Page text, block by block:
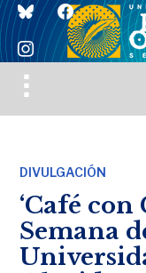
blueskyfacebook
instagram
Toggle
sidebar
DIVULGACIÓN
‘Café con
Semana